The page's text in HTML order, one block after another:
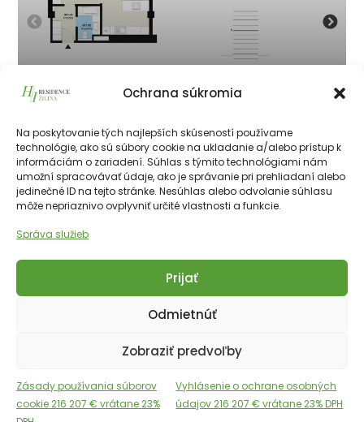
Ochrana súkromia
Na poskytovanie tých najlepších skúseností používame
technológie, ako sú súbory cookie na ukladanie a/alebo prístup k
informáciám o zariadení. Súhlas s týmito technológiami nám
umožní spracovávať údaje, ako je správanie pri prehliadaní alebo
jedinečné ID na tejto stránke. Nesúhlas alebo odvolanie súhlasu
môže nepriaznivo ovplyvniť určité vlastnosti a funkcie.
Správa služieb
Prijať
Odmietnúť
Zobraziť predvoľby
Zásady používania súborov
cookie 216 207 € vrátane 23%
Vyhlásenie o ochrane osobných
údajov 216 207 € vrátane 23% DPH
601
216 207€
55.50 m² 2 6 NP SV 226511€
Copyright © 2025 Financial Hotels Management.
Cookies GDPR
Angličtina Slovenčina